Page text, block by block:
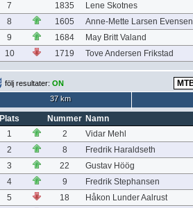
7
1835
Lene Skotnes
8
1605
Anne-Mette Larsen Evensen
9
1684
May Britt Valand
10
1719 Tove Andersen Frikstad
följ resultater: ON
37 km
Plats Nummer Namn
1
2
Vidar Mehl
2
8
Fredrik Haraldseth
3
22
Gustav Höög
4
9
Fredrik Stephansen
5
18
Håkon Lunder Aalrust